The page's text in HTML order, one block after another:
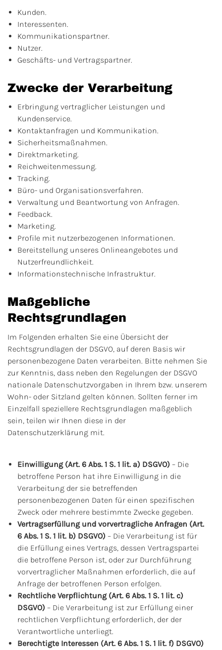
Kunden.
Interessenten.
Kommunikationspartner.
Nutzer.
Geschäfts- und Vertragspartner.
Zwecke der Verarbeitung
Erbringung vertraglicher Leistungen und
Kundenservice.
Kontaktanfragen und Kommunikation.
Sicherheitsmaßnahmen.
Direktmarketing.
Reichweitenmessung.
Tracking.
Büro- und Organisationsverfahren.
Verwaltung und Beantwortung von Anfragen.
Feedback.
Marketing.
Profile mit nutzerbezogenen Informationen.
Bereitstellung unseres Onlineangebotes und
Nutzerfreundlichkeit.
Informationstechnische Infrastruktur.
Maßgebliche
Rechtsgrundlagen
Im Folgenden erhalten Sie eine Übersicht der
Rechtsgrundlagen der DSGVO, auf deren Basis wir
personenbezogene Daten verarbeiten. Bitte nehmen Sie
zur Kenntnis, dass neben den Regelungen der DSGVO
nationale Datenschutzvorgaben in Ihrem bzw. unserem
Wohn- oder Sitzland gelten können. Sollten ferner im
Einzelfall speziellere Rechtsgrundlagen maßgeblich
sein, teilen wir Ihnen diese in der
Datenschutzerklärung mit.
Einwilligung (Art. 6 Abs. 1 S. 1 lit. a) DSGVO) – Die
betroffene Person hat ihre Einwilligung in die
Verarbeitung der sie betreffenden
personenbezogenen Daten für einen spezifischen
Zweck oder mehrere bestimmte Zwecke gegeben.
Vertragserfüllung und vorvertragliche Anfragen (Art.
6 Abs. 1 S. 1 lit. b) DSGVO) – Die Verarbeitung ist für
die Erfüllung eines Vertrags, dessen Vertragspartei
die betroffene Person ist, oder zur Durchführung
vorvertraglicher Maßnahmen erforderlich, die auf
Anfrage der betroffenen Person erfolgen.
Rechtliche Verpflichtung (Art. 6 Abs. 1 S. 1 lit. c)
DSGVO) – Die Verarbeitung ist zur Erfüllung einer
rechtlichen Verpflichtung erforderlich, der der
Verantwortliche unterliegt.
Berechtigte Interessen (Art. 6 Abs. 1 S. 1 lit. f) DSGVO)